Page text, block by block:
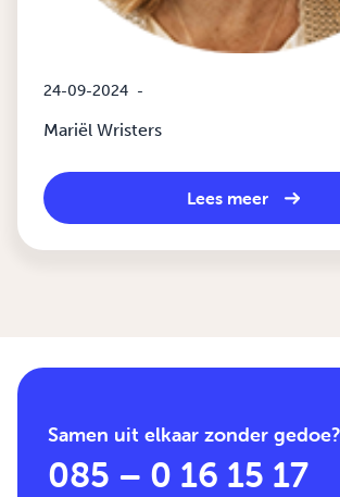
24-09-2024 -
Mariël Wristers
Lees meer
Samen uit elkaar zonder
085 – 0 16 15 17